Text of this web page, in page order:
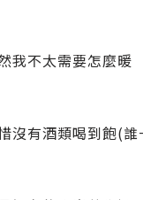
我不太需要怎麼暖
沒有酒類喝到飽(